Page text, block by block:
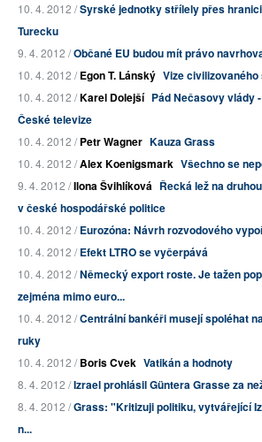
10. 4. 2012 /Syrské jednotky střílely přes
Turecku
9. 4. 2012 /Občané EU budou mít právo
10. 4. 2012 /Egon T. Lánský Vize civilizovaného
10. 4. 2012 /Karel Dolejší Pád Nečasovy vlády
České televize
10. 4. 2012 /Petr Wagner Kauza Grass
10. 4. 2012 /Alex Koenigsmark Všechno se
9. 4. 2012 /Ilona Švihlíková Řecká lež na
v české hospodářské politice
10. 4. 2012 /Eurozóna: Návrh rozvodového
10. 4. 2012 /Efekt LTRO se vyčerpává
10. 4. 2012 /Německý export roste. Je tažen
zejména mimo euro...
10. 4. 2012 /Centrální bankéři musejí spoléhat
ruky
10. 4. 2012 /Boris Cvek Vatikán a hodnoty
8. 4. 2012 /Izrael prohlásil Güntera Grasse za
8. 4. 2012 /Grass: "Kritizuji politiku, vytvářející
n...